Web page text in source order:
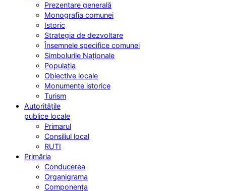
Prezentare generală
Monografia comunei
Istoric
Strategia de dezvoltare
Însemnele specifice comunei
Simbolurile Naționale
Populația
Obiective locale
Monumente istorice
Turism
Autoritățile
publice locale
Primarul
Consiliul local
RUTI
Primăria
Conducerea
Organigrama
Componența